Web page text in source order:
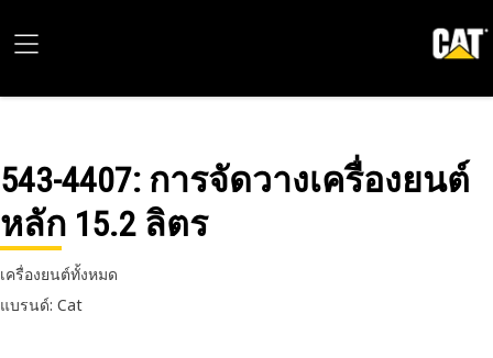
543-4407: การจัดวางเครื่องยนต์
หลัก 15.2 ลิตร
เครื่องยนต์ทั้งหมด
แบรนด์: Cat